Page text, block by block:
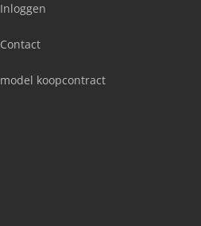
Inloggen
Contact
model koopcontract